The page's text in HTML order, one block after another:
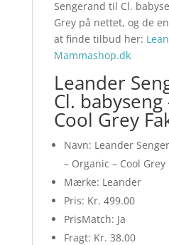
Sengerand til Cl.
Grey på nettet, og de
at finde tilbud her:
Mammashop.dk
Leander
Cl. babyseng
Cool Grey
Navn: Leander
– Organic – Cool Grey
Mærke: Leander
Pris: Kr. 499.00
PrisMatch: Ja
Fragt: Kr. 38.00